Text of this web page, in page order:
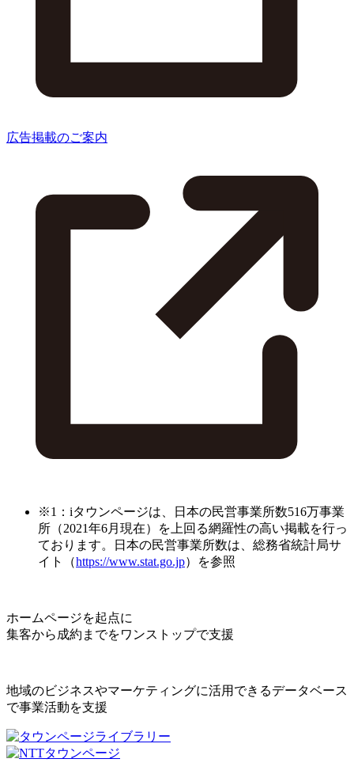
広告掲載のご案内
※1：iタウンページは、日本の民営事業所数516万事業
所（2021年6月現在）を上回る網羅性の高い掲載を行っ
ております。日本の民営事業所数は、総務省統計局サ
イト（https://www.stat.go.jp）を参照
ホームページを起点に
集客から成約までをワンストップで支援
地域のビジネスやマーケティングに活用できるデータベース
で事業活動を支援